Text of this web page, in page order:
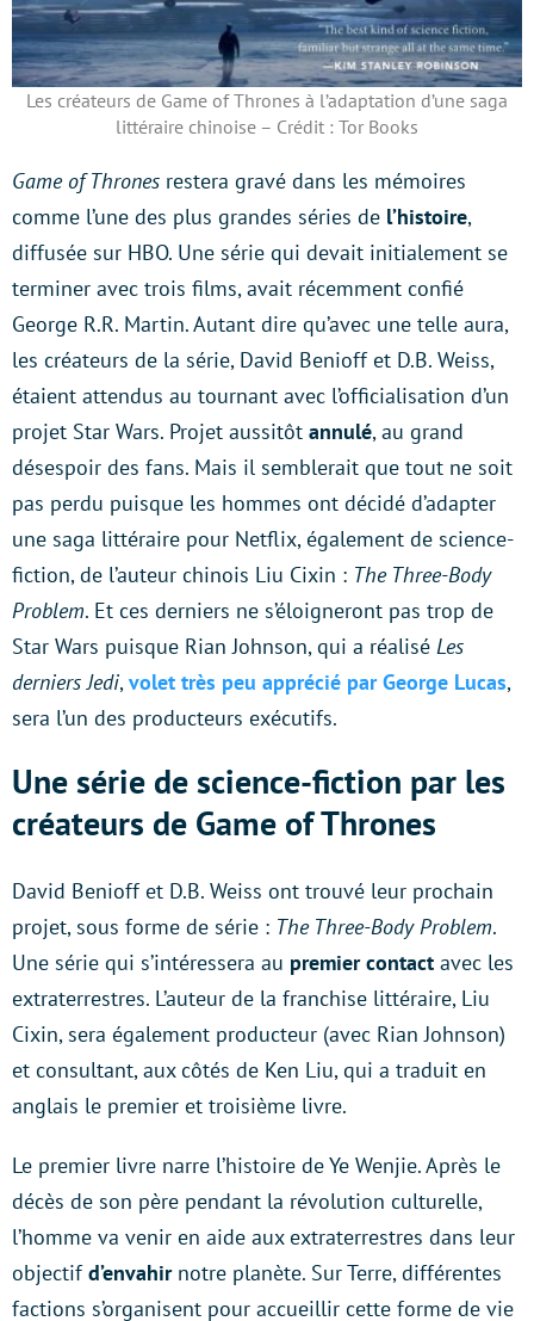
Les créateurs de Game of Thrones à l’adaptation d’une saga
littéraire chinoise – Crédit : Tor Books
Game of Thrones restera gravé dans les mémoires
comme l’une des plus grandes séries de l’histoire,
diffusée sur HBO. Une série qui devait initialement se
terminer avec trois films, avait récemment confié
George R.R. Martin. Autant dire qu’avec une telle aura,
les créateurs de la série, David Benioff et D.B. Weiss,
étaient attendus au tournant avec l’officialisation d’un
projet Star Wars. Projet aussitôt annulé, au grand
désespoir des fans. Mais il semblerait que tout ne soit
pas perdu puisque les hommes ont décidé d’adapter
une saga littéraire pour Netflix, également de science-
fiction, de l’auteur chinois Liu Cixin : The Three-Body
Problem. Et ces derniers ne s’éloigneront pas trop de
Star Wars puisque Rian Johnson, qui a réalisé Les
derniers Jedi,volet très peu apprécié par George Lucas,
sera l’un des producteurs exécutifs.
Une série de science-fiction par les
créateurs de Game of Thrones
David Benioff et D.B. Weiss ont trouvé leur prochain
projet, sous forme de série : The Three-Body Problem.
Une série qui s’intéressera au premier contact avec les
extraterrestres. L’auteur de la franchise littéraire, Liu
Cixin, sera également producteur (avec Rian Johnson)
et consultant, aux côtés de Ken Liu, qui a traduit en
anglais le premier et troisième livre.
Le premier livre narre l’histoire de Ye Wenjie. Après le
décès de son père pendant la révolution culturelle,
l’homme va venir en aide aux extraterrestres dans leur
objectifd’envahir notre planète. Sur Terre, différentes
factions s’organisent pour accueillir cette forme de vie